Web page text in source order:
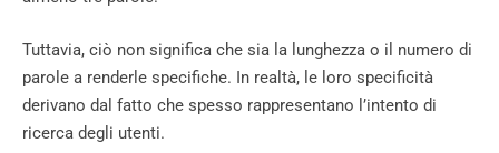
Tuttavia, ciò non significa che sia la lunghezza o il numero di
parole a renderle specifiche. In realtà, le loro specificità
derivano dal fatto che spesso rappresentano l’intento di
ricerca degli utenti.